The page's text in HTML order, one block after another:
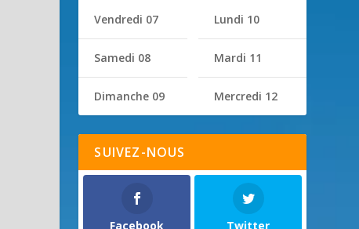
Vendredi 07
Samedi 08
Dimanche 09
Lundi 10
Mardi 11
Mercredi 12
SUIVEZ-NOUS
Facebook Twitter